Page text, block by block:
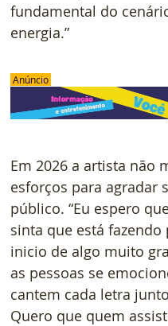
fundamental do
energia.”
Anúncio
Em 2026 a artista não
esforços para agradar
público. “Eu espero
sinta que está fazendo
inicio de algo muito
as pessoas se
cantem cada letra
Quero que quem